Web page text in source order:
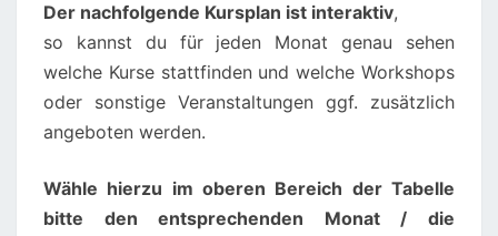
Der nachfolgende Kursplan ist interaktiv,
so kannst du für jeden Monat genau sehen
welche Kurse stattfinden und welche Workshops
oder sonstige Veranstaltungen ggf. zusätzlich
angeboten werden.
Wähle hierzu im oberen Bereich der Tabelle
bitte den entsprechenden Monat / die
02:00
03:00
04:00